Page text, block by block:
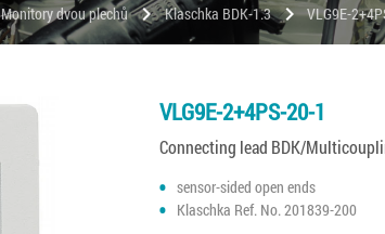
Monitory dvou plechů chevron_right Klaschka BDK-1.3 chevron_right VLG9E-
VLG9E-2+4PS-20-1
Connecting lead BDK/
sensor-sided open ends
Klaschka Ref. No. 201839-200